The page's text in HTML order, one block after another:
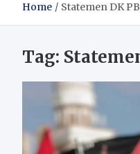
Home Statemen DK
Tag: